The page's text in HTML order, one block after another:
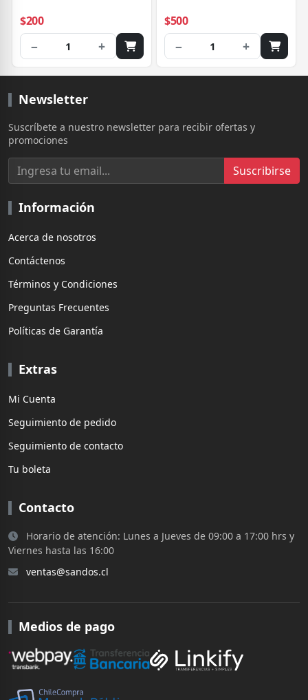
$200
− 1 +
$500
− 1 +
Newsletter
Suscríbete a nuestro newsletter para recibir ofertas y
promociones
Suscribirse
Información
Acerca de nosotros
Contáctenos
Términos y Condiciones
Preguntas Frecuentes
Políticas de Garantía
Extras
Mi Cuenta
Seguimiento de pedido
Seguimiento de contacto
Tu boleta
Contacto
Horario de atención: Lunes a Jueves de 09:00 a 17:00 hrs y
Viernes hasta las 16:00
ventas@sandos.cl
Medios de pago